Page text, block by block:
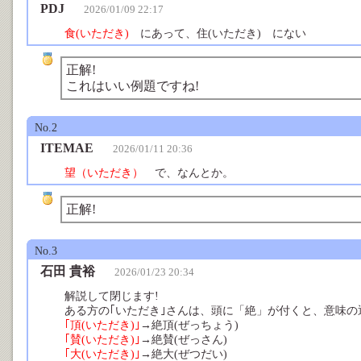
PDJ 2026/01/09 22:17
食(いただき) にあって、住(いただき) にない
正解!
これはいい例題ですね!
No.2
ITEMAE 2026/01/11 20:36
望（いただき） で、なんとか。
正解!
No.3
石田 貴裕 2026/01/23 20:34
解説して閉じます!
ある方の｢いただき｣さんは、頭に「絶」が付くと、意味
｢頂(いただき)｣ →絶頂(ぜっちょう)
｢賛(いただき)｣ →絶賛(ぜっさん)
｢大(いただき)｣ →絶大(ぜつだい)